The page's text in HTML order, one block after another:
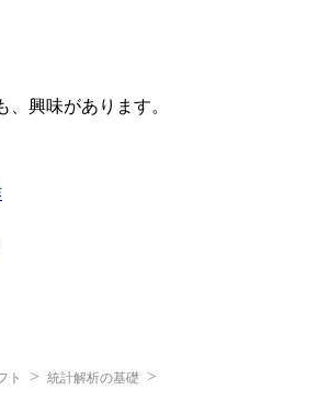
味があります。
ト 統計解析の基礎